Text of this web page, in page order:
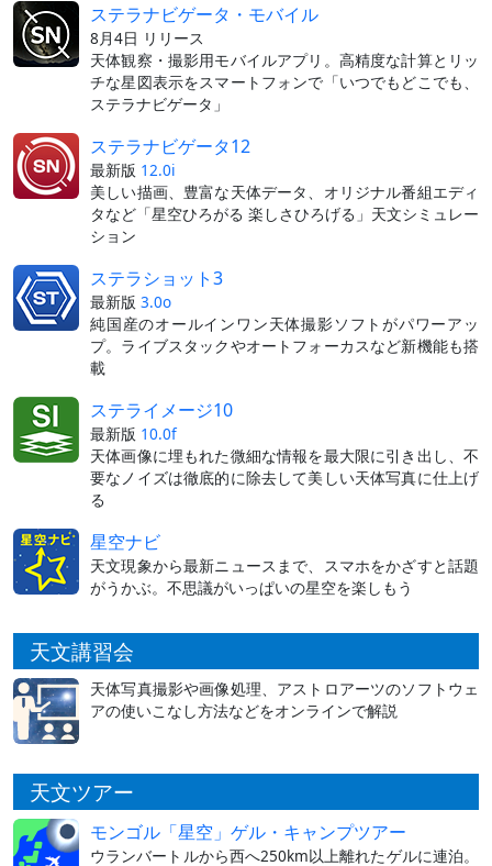
ステラナビゲータ・モバイル
8月4日 リリース
天体観察・撮影用モバイルアプリ。高精度な計算とリッ
チな星図表示をスマートフォンで「いつでもどこでも、
ステラナビゲータ」
ステラナビゲータ12
最新版 12.0i
美しい描画、豊富な天体データ、オリジナル番組エディ
タなど「星空ひろがる 楽しさひろげる」天文シミュレー
ション
ステラショット3
最新版 3.0o
純国産のオールインワン天体撮影ソフトがパワーアッ
プ。ライブスタックやオートフォーカスなど新機能も搭
載
ステライメージ10
最新版 10.0f
天体画像に埋もれた微細な情報を最大限に引き出し、不
要なノイズは徹底的に除去して美しい天体写真に仕上げ
る
星空ナビ
天文現象から最新ニュースまで、スマホをかざすと話題
がうかぶ。不思議がいっぱいの星空を楽しもう
天文講習会
天体写真撮影や画像処理、アストロアーツのソフトウェ
アの使いこなし方法などをオンラインで解説
天文ツアー
モンゴル「星空」ゲル・キャンプツアー
ウランバートルから西へ250km以上離れたゲルに連泊。